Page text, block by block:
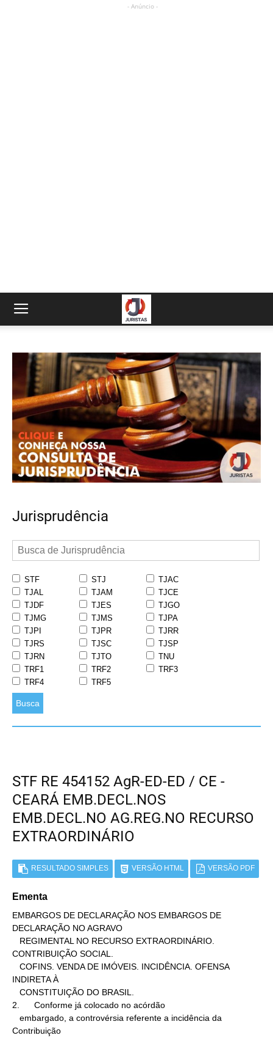
- Anúncio -
Jurisprudência
STF STJ
TJAC
TJAL
TJAM
TJCE
TJDF
TJES
TJGO
TJMG
TJMS
TJPA
TJPI
TJPR
TJRR
TJRS
TJSC
TJSP
TJRN
TJTO
TNU
TRF1
TRF2
TRF3
TRF4
TRF5
Busca
STF RE 454152 AgR-ED-ED / CE -
CEARÁ EMB.DECL.NOS
EMB.DECL.NO AG.REG.NO RECURSO
EXTRAORDINÁRIO
RESULTADO SIMPLES VERSÃO HTML VERSÃO PDF
Ementa
EMBARGOS DE DECLARAÇÃO NOS EMBARGOS DE
DECLARAÇÃO NO AGRAVO
CONTRIBUIÇÃO SOCIAL.
INDIRETA À
2.      Conforme já colocado no acórdão
Contribuição